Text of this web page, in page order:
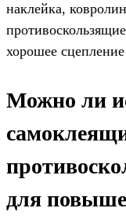
наклейка,
хорошее
Можно ли
для